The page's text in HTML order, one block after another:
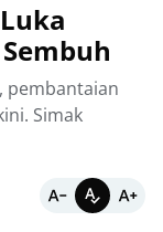
pembantaian
Simak